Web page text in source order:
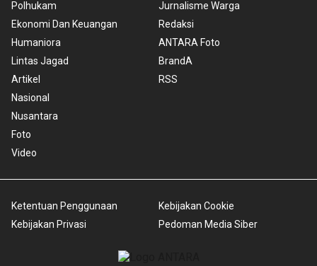
Polhukam
Ekonomi Dan Keuangan
Humaniora
Lintas Jagad
Artikel
Nasional
Nusantara
Foto
Video
Jurnalisme Warga
Redaksi
ANTARA Foto
BrandA
RSS
Ketentuan Penggunaan
Kebijakan Privasi
Kebijakan Cookie
Pedoman Media Siber